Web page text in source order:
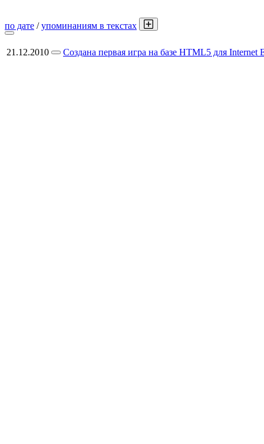
по дате /упоминаниям в текстах
21.12.2010 Создана первая игра на базе HTML5 для Internet